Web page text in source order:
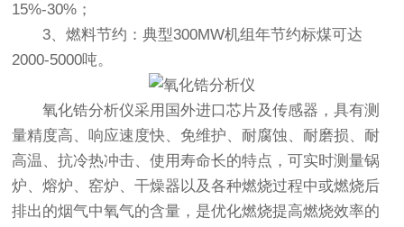
15%-30%；
3、燃料节约：典型300MW机组年节约标煤可达
2000-5000吨。
氧化锆分析仪采用国外进口芯片及传感器，具有测
量精度高、响应速度快、免维护、耐腐蚀、耐磨损、耐
高温、抗冷热冲击、使用寿命长的特点，可实时测量锅
炉、熔炉、窑炉、干燥器以及各种燃烧过程中或燃烧后
排出的烟气中氧气的含量，是优化燃烧提高燃烧效率的